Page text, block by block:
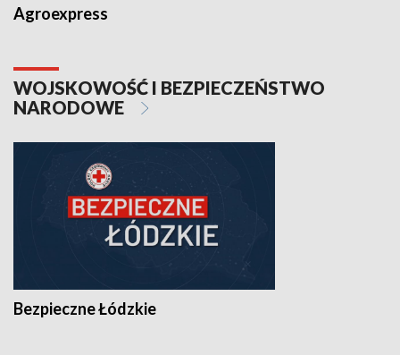
Agroexpress
WOJSKOWOŚĆ I BEZPIECZEŃSTWO
NARODOWE
Bezpieczne Łódzkie